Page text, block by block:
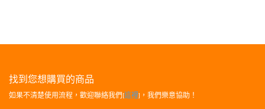
找到您想購買的商品
如果不清楚使用流程，歡迎聯絡我們[這裡]，我們樂意協助！